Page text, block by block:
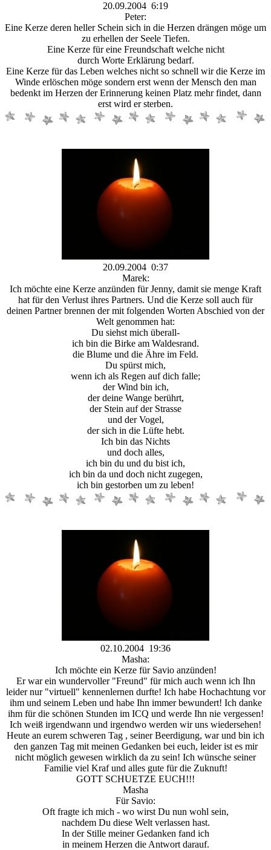
20.09.2004 6:19
Peter:
Eine Kerze deren heller Schein sich in die Herzen drängen möge um
zu erhellen der Seele Tiefen.
Eine Kerze für eine Freundschaft welche nicht
durch Worte Erklärung bedarf.
Eine Kerze für das Leben welches nicht so schnell wir die Kerze im
Winde erlöschen möge sondern erst wenn der Mensch den man
bedenkt im Herzen der Erinnerung keinen Platz mehr findet, dann
erst wird er sterben.
20.09.2004 0:37
Marek:
Ich möchte eine Kerze anzünden für Jenny, damit sie menge Kraft
hat für den Verlust ihres Partners. Und die Kerze soll auch für
deinen Partner brennen der mit folgenden Worten Abschied von der
Welt genommen hat:
Du siehst mich überall-
ich bin die Birke am Waldesrand.
die Blume und die Ähre im Feld.
Du spürst mich,
wenn ich als Regen auf dich falle;
der Wind bin ich,
der deine Wange berührt,
der Stein auf der Strasse
und der Vogel,
der sich in die Lüfte hebt.
Ich bin das Nichts
und doch alles,
ich bin du und du bist ich,
ich bin da und doch nicht zugegen,
ich bin gestorben um zu leben!
02.10.2004 19:36
Masha:
Ich möchte ein Kerze für Savio anzünden!
Er war ein wundervoller "Freund" für mich auch wenn ich Ihn
leider nur "virtuell" kennenlernen durfte! Ich habe Hochachtung vor
ihm und seinem Leben und habe Ihn immer bewundert! Ich danke
ihm für die schönen Stunden im ICQ und werde Ihn nie vergessen!
Ich weiß irgendwann und irgendwo werden wir uns wiedersehen!
Heute an eurem schweren Tag , seiner Beerdigung, war und bin ich
den ganzen Tag mit meinen Gedanken bei euch, leider ist es mir
nicht möglich gewesen wirklich da zu sein! Ich wünsche seiner
Familie viel Kraf und alles gute für die Zuknuft!
GOTT SCHUETZE EUCH!!!
Masha
Für Savio:
Oft fragte ich mich - wo wirst Du nun wohl sein,
nachdem Du diese Welt verlassen hast.
In der Stille meiner Gedanken fand ich
in meinem Herzen die Antwort darauf.